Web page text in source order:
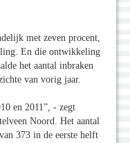
met zeven procent,
En die ontwikkeling
het aantal inbraken
van vorig jaar.
en 2011”, - zegt
Noord. Het aantal
373 in de eerste helft